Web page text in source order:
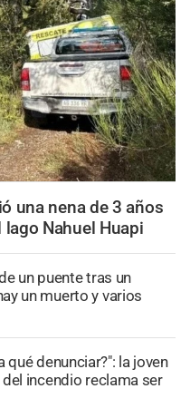
una nena de 3 años
Nahuel Huapi
un puente tras un
un muerto y varios
qué denunciar?": la joven
incendio reclama ser